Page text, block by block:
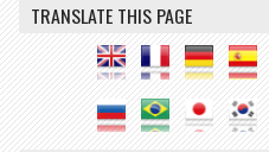
TRANSLATE THIS PAGE